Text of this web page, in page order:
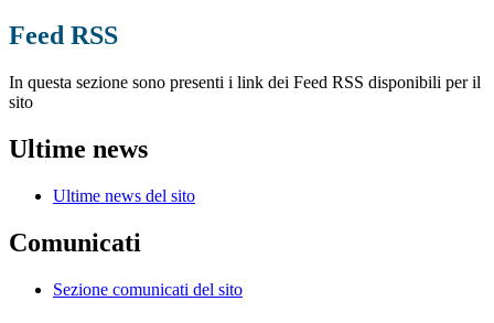
Feed RSS
In questa sezione sono presenti i link dei Feed RSS disponibili per il
sito
Ultime news
Ultime news del sito
Comunicati
Sezione comunicati del sito